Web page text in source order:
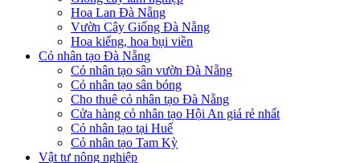
Hoa Lan Đà Nẵng
Vườn Cây Giống Đà Nẵng
Hoa kiểng, hoa bụi viền
Cỏ nhân tạo Đà Nẵng
Cỏ nhân tạo sân vườn Đà Nẵng
Cỏ nhân tạo sân bóng
Cho thuê cỏ nhân tạo Đà Nẵng
Cửa hàng cỏ nhân tạo Hội An giá rẻ nhất
Cỏ nhân tạo tại Huế
Cỏ nhân tạo Tam Kỳ
Vật tư nông nghiệp